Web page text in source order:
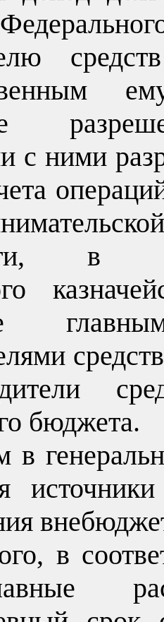
с ними
в
бюджета.
в
в